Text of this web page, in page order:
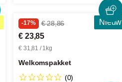
Nieuw
-17% € 28,86
€ 23,85
€ 31,81 / 1kg
Welkomspakket
(0)